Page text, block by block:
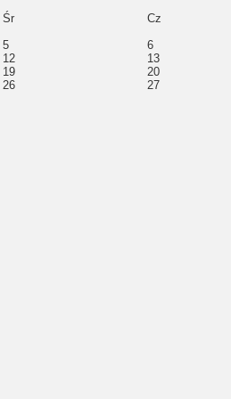
Śr Cz
5 6
12 13
19 20
26 27